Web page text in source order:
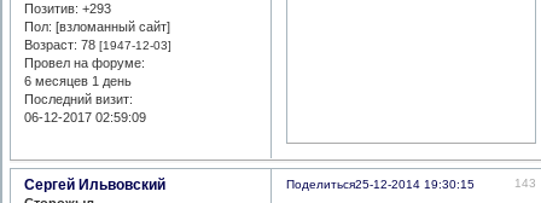
Позитив: +293
Пол: [взломанный сайт]
Возраст: 78[1947-12-03]
Провел на форуме:
6 месяцев 1 день
Последний визит:
06-12-2017 02:59:09
Поделиться 143
25-12-2014 19:30:15
Сергей Ильвовский